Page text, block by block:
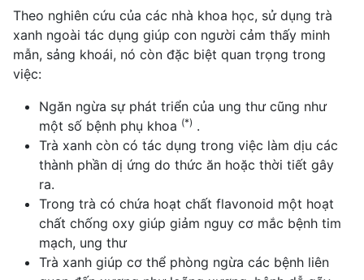
Theo nghiên cứu của các nhà khoa học, sử dụng trà
xanh ngoài tác dụng giúp con người cảm thấy minh
mẫn, sảng khoái, nó còn đặc biệt quan trọng trong
việc:
Ngăn ngừa sự phát triển của ung thư cũng như
một số bệnh phụ khoa (*) .
Trà xanh còn có tác dụng trong việc làm dịu các
thành phần dị ứng do thức ăn hoặc thời tiết gây
ra.
Trong trà có chứa hoạt chất flavonoid một hoạt
chất chống oxy giúp giảm nguy cơ mắc bệnh tim
mạch, ung thư
Trà xanh giúp cơ thể phòng ngừa các bệnh liên